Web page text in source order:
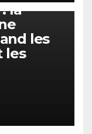
la
les
les